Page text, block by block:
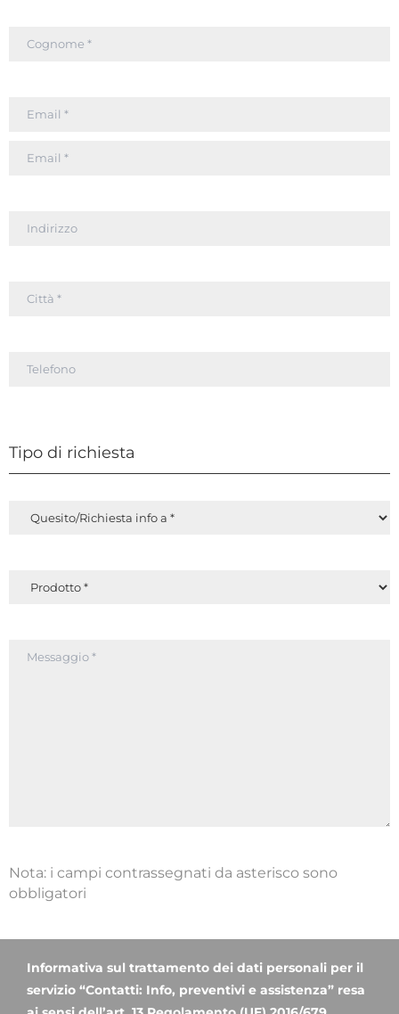
Tipo di richiesta
Nota: i campi contrassegnati da asterisco sono
obbligatori
Informativa sul trattamento dei dati personali per il
servizio “Contatti: Info, preventivi e assistenza” resa